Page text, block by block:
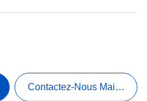
Contactez-Nous Maintenant